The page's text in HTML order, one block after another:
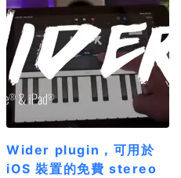
Wider plugin，可用於
iOS 裝置的免費 stereo